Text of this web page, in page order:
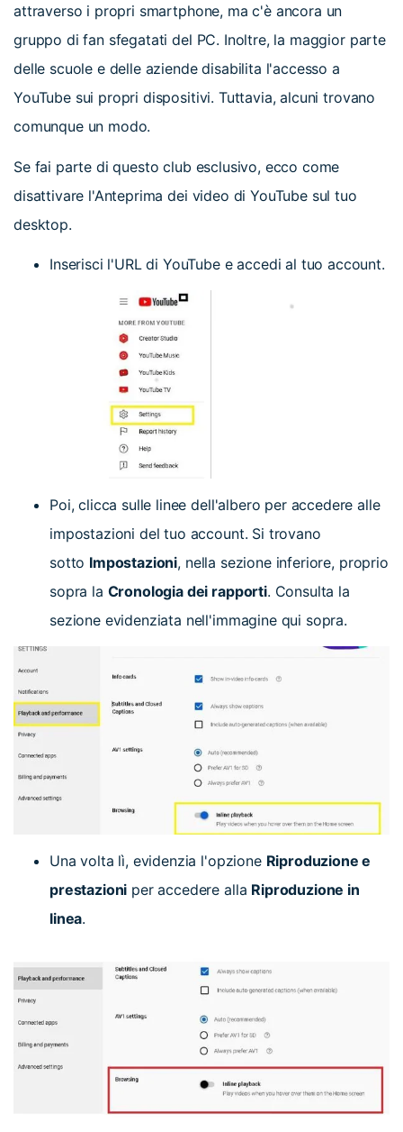
attraverso i propri smartphone, ma c'è ancora un
gruppo di fan sfegatati del PC. Inoltre, la maggior parte
delle scuole e delle aziende disabilita l'accesso a
YouTube sui propri dispositivi. Tuttavia, alcuni trovano
comunque un modo.
Se fai parte di questo club esclusivo, ecco come
disattivare l'Anteprima dei video di YouTube sul tuo
desktop.
Inserisci l'URL di YouTube e accedi al tuo account.
Poi, clicca sulle linee dell'albero per accedere alle
impostazioni del tuo account. Si trovano
sotto Impostazioni, nella sezione inferiore, proprio
sopra la Cronologia dei rapporti. Consulta la
sezione evidenziata nell'immagine qui sopra.
Una volta lì, evidenzia l'opzione Riproduzione e
prestazioni per accedere alla Riproduzione in
linea.